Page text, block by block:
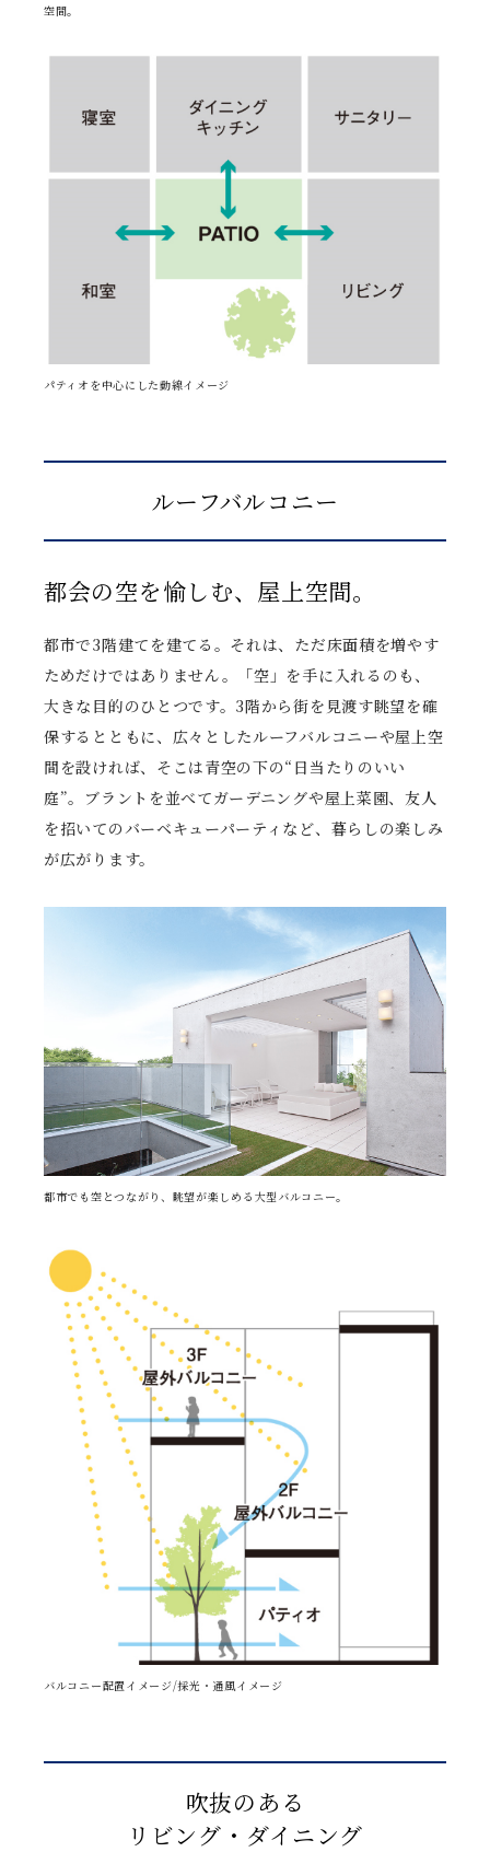
空間。
パティオを中心にした動線イメージ
ルーフバルコニー
都会の空を愉しむ、屋上空間。
都市で3階建てを建てる。それは、ただ床面積を増やす
ためだけではありません。「空」を手に入れるのも、
大きな目的のひとつです。3階から街を見渡す眺望を確
保するとともに、広々としたルーフバルコニーや屋上空
間を設ければ、そこは青空の下の“日当たりのいい
庭”。ブラントを並べてガーデニングや屋上菜園、友人
を招いてのバーベキューパーティなど、暮らしの楽しみ
が広がります。
都市でも空とつながり、眺望が楽しめる大型バルコニー。
バルコニー配置イメージ/採光・通風イメージ
吹抜のある
リビング・ダイニング